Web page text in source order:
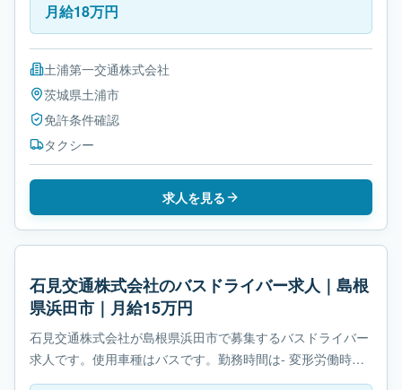
月給18万円
土浦第一交通株式会社
茨城県土浦市
免許条件確認
タクシー
求人を見る
石見交通株式会社のバスドライバー求人｜島根
県浜田市｜月給15万円
石見交通株式会社が島根県浜田市で募集するバスドライバー
求人です。使用車種はバスです。勤務時間は- 変形労働時間
制です。必要免許は大型自動車第二種免許です。